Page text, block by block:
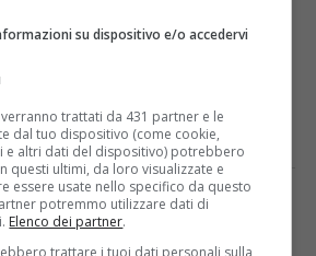
in mare vestiti: per il sindaco
ULTIME NOTIZIE
su dispositivo e/o accedervi
trattati da 431 partner e le
dal tuo dispositivo (come cookie,
e altri dati del dispositivo) potrebbero
questi ultimi, da loro visualizzate e
essere usate nello specifico da questo
potremmo utilizzare dati di
Elenco dei partner.
trattare i tuoi dati personali sulla